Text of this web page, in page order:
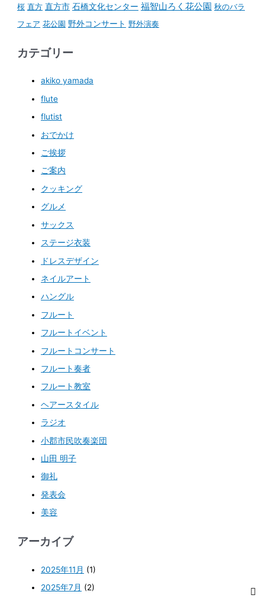
桜 直方 直方市 石橋文化センター 福智山ろく花公園 秋のバラ
フェア 花公園 野外コンサート 野外演奏
カテゴリー
akiko yamada
flute
flutist
おでかけ
ご挨拶
ご案内
クッキング
グルメ
サックス
ステージ衣装
ドレスデザイン
ネイルアート
ハングル
フルート
フルートイベント
フルートコンサート
フルート奏者
フルート教室
ヘアースタイル
ラジオ
小郡市民吹奏楽団
山田 明子
御礼
発表会
美容
アーカイブ
2025年11月 (1)
2025年7月 (2)